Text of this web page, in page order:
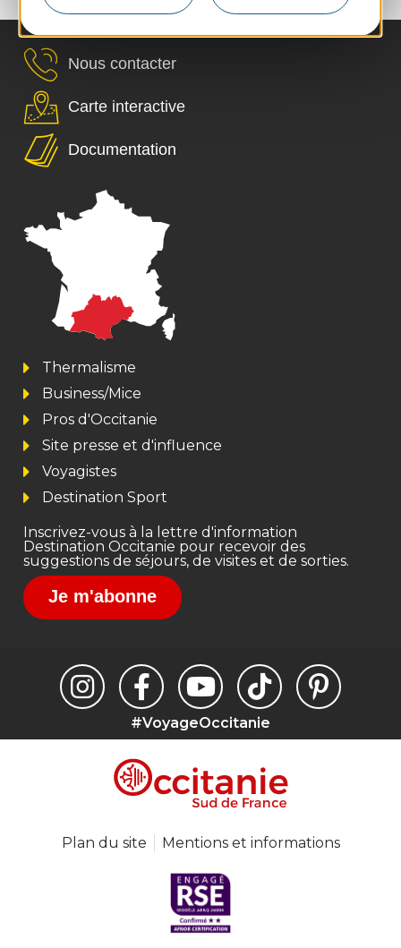
Nous contacter
Carte interactive
Documentation
Thermalisme
Business/Mice
Pros d'Occitanie
Site presse et d'influence
Voyagistes
Destination Sport
Inscrivez-vous à la lettre d'information
Destination Occitanie pour recevoir des
suggestions de séjours, de visites et de sorties.
Je m'abonne
#VoyageOccitanie
Plan du site Mentions et informations